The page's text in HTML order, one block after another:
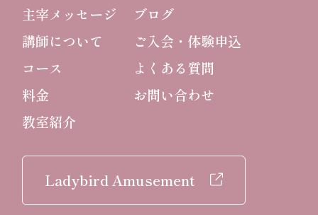
主宰メッセージ
講師について
コース
料金
教室紹介
ブログ
ご入会・体験申込
よくある質問
お問い合わせ
Ladybird Amusement